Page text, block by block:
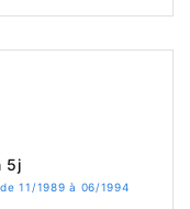
5j
11/1989 à 06/1994